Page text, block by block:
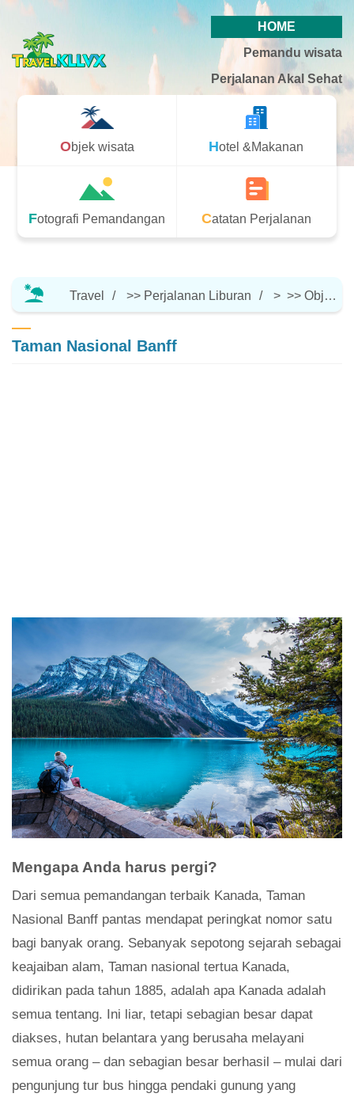
HOME
Pemandu wisata
Perjalanan Akal Sehat
Objek wisata Hotel &Makanan
Fotografi Pemandangan Catatan Perjalanan
Travel >> Perjalanan Liburan > >> Objek Wisata
Taman Nasional Banff
Mengapa Anda harus pergi?
Dari semua pemandangan terbaik Kanada, Taman
Nasional Banff pantas mendapat peringkat nomor satu
bagi banyak orang. Sebanyak sepotong sejarah sebagai
keajaiban alam, Taman nasional tertua Kanada,
didirikan pada tahun 1885, adalah apa Kanada adalah
semua tentang. Ini liar, tetapi sebagian besar dapat
diakses, hutan belantara yang berusaha melayani
semua orang – dan sebagian besar berhasil – mulai dari
pengunjung tur bus hingga pendaki gunung yang